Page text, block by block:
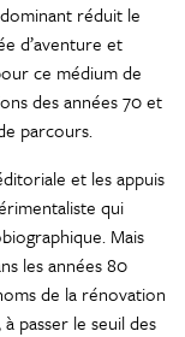
réduit le
d’aventure et
ce médium de
des années 70 et
parcours.
et les appuis
qui
Mais
les années 80
de la rénovation
passer le seuil des